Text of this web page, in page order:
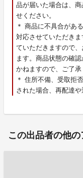
品が届いた場合は、
せください。
＊ 商品に不具合があ
対応させていただき
ていただきますので
ます。商品状態の確
かねますので、ご了承
＊ 住所不備、受取拒
された場合、再配達や
この出品者の他の